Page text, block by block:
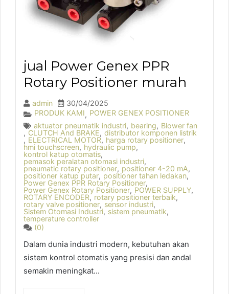
jual Power Genex PPR
Rotary Positioner murah
admin
30/04/2025
PRODUK KAMI, POWER GENEX POSITIONER
aktuator pneumatik industri, bearing, Blower fan
, CLUTCH And BRAKE, distributor komponen listrik
, ELECTRICAL MOTOR, harga rotary positioner,
hmi touchscreen, hydraulic pump,
kontrol katup otomatis,
pemasok peralatan otomasi industri,
pneumatic rotary positioner, positioner 4-20 mA,
positioner katup putar, positioner tahan ledakan,
Power Genex PPR Rotary Positioner,
Power Genex Rotary Positioner, POWER SUPPLY,
ROTARY ENCODER, rotary positioner terbaik,
rotary valve positioner, sensor industri,
Sistem Otomasi Industri, sistem pneumatik,
temperature controller
(0)
Dalam dunia industri modern, kebutuhan akan
sistem kontrol otomatis yang presisi dan andal
semakin meningkat...